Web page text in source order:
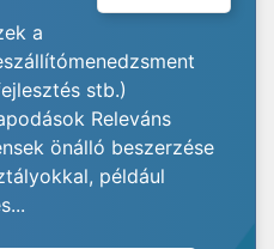
a
stb.)
Releváns
önálló beszerzése
például